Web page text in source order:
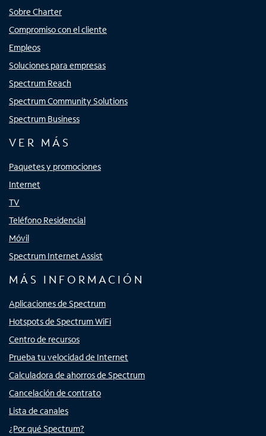
Sobre Charter
Compromiso con el cliente
Empleos
Soluciones para empresas
Spectrum Reach
Spectrum Community Solutions
Spectrum Business
VER MÁS
Paquetes y promociones
Internet
TV
Teléfono Residencial
Móvil
Spectrum Internet Assist
MÁS INFORMACIÓN
Aplicaciones de Spectrum
Hotspots de Spectrum WiFi
Centro de recursos
Prueba tu velocidad de Internet
Calculadora de ahorros de Spectrum
Cancelación de contrato
Lista de canales
¿Por qué Spectrum?